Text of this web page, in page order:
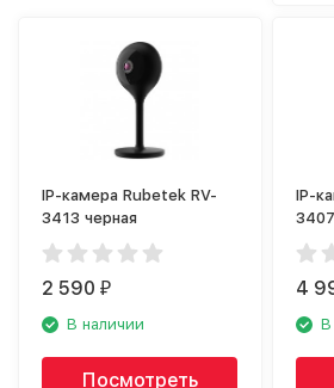
IP-камера Rubetek RV-
3413 черная
2 590₽
В наличии
Посмотреть
IP-
3407
4
В